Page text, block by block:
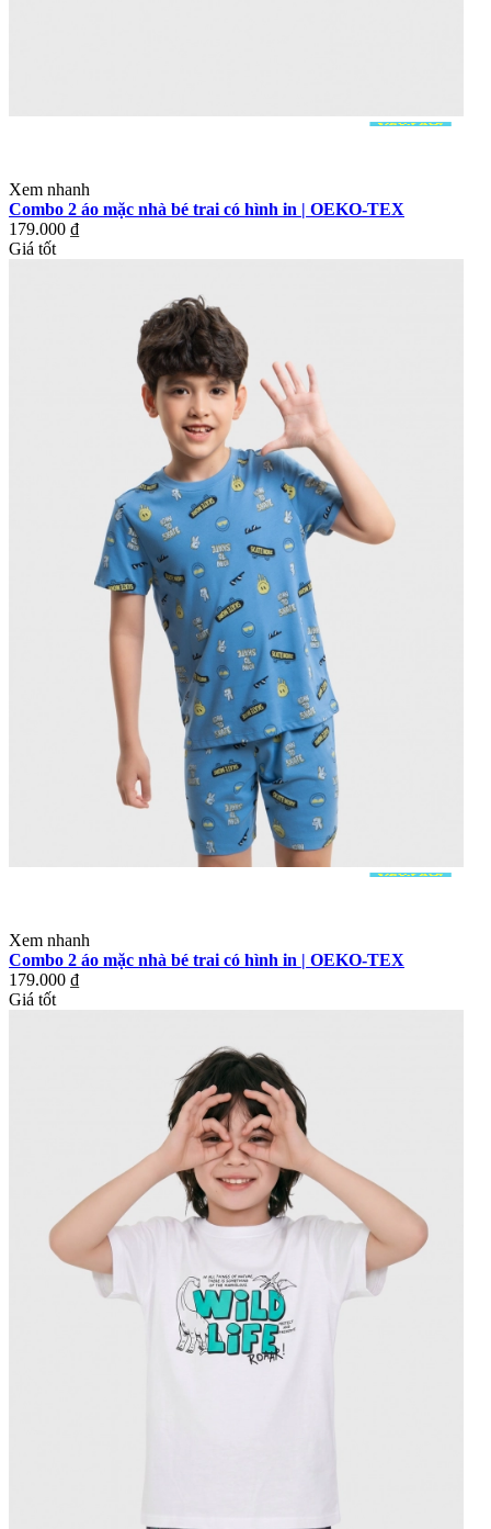
Xem nhanh
Combo 2 áo mặc nhà bé trai có hình in | OEKO-TEX
179.000 ₫
Giá tốt
Xem nhanh
Combo 2 áo mặc nhà bé trai có hình in | OEKO-TEX
179.000 ₫
Giá tốt